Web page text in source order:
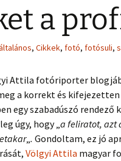
a
, Cikkek, fotó, fotósuli,
Attila fotóriporter
a korrekt és
egy szabadúszó rendező
úgy, hogy „a feliratot, azt
„. Gondoltam, ez jó
Völgyi Attila magyar